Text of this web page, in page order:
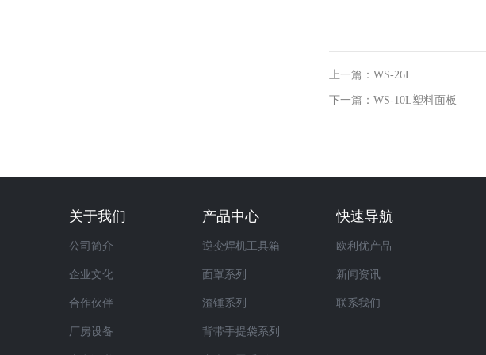
上一篇：WS-26L
下一篇：WS-10L塑料面板
关于我们
公司简介
企业文化
合作伙伴
厂房设备
产品中心
逆变焊机工具箱
面罩系列
渣锤系列
背带手提袋系列
快速导航
欧利优产品
新闻资讯
联系我们